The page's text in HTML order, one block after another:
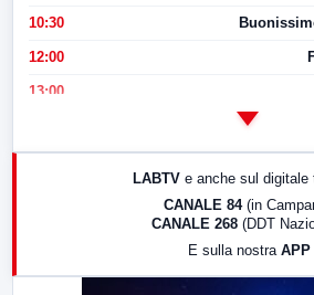
10:30
12:00
13:00
17:00
LABTV e anche sul digitale
CANALE 84 (in
CANALE 268 (DDT
E sulla nostra APP